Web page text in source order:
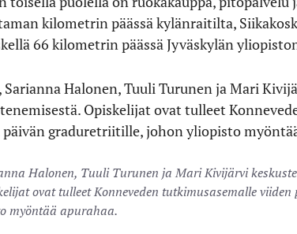
kilometrin päässä kylänraitilta,
66 kilometrin päässä Jyväskylän
Halonen, Tuuli Turunen ja Mari Kivijärvi
ovat tulleet Konneveden tutkimusasemalle viiden
myöntää apurahaa.